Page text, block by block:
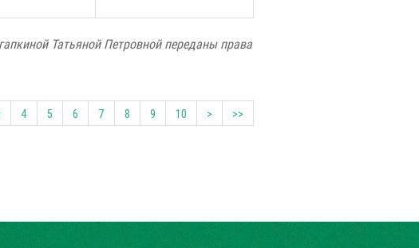
Татьяной Петровной переданы права
4 5 6 7 8 9 10 > >>